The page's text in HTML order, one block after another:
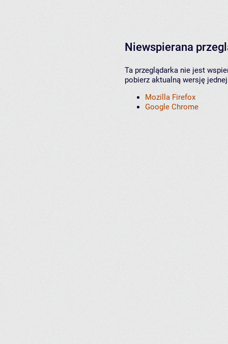
Niewspierana
Ta przeglądarka nie jest
pobierz aktualną wersję
Mozilla Firefox
Google Chrome